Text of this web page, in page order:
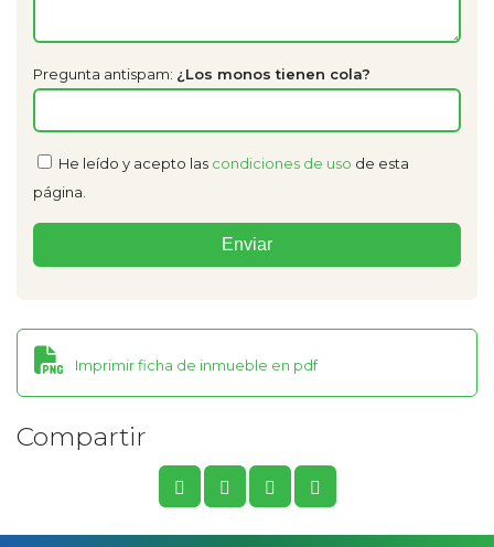
Pregunta antispam: ¿Los monos tienen cola?
He leído y acepto las condiciones de uso de esta
página.
Imprimir ficha de inmueble en pdf
Compartir